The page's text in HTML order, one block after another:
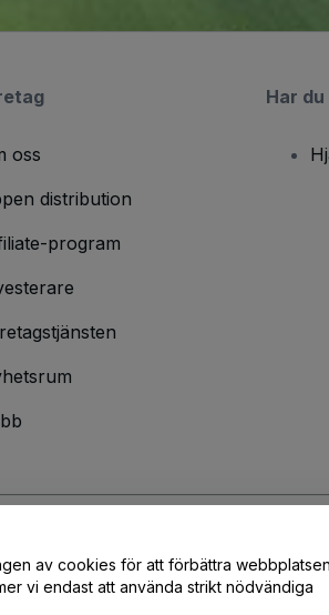
oss
distribution
program
Har
ochsekretesspolicyochcookiepolicy
av cookies för att förbättra
vi endast att använda strikt nödvändiga